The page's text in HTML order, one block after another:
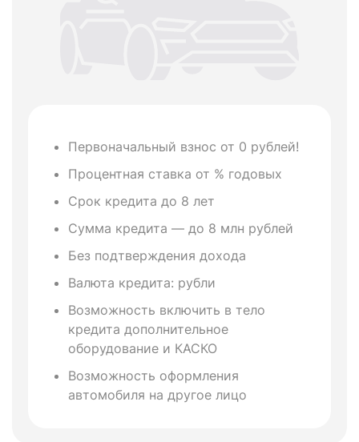
Первоначальный взнос от 0 рублей!
Процентная ставка от % годовых
Срок кредита до 8 лет
Сумма кредита — до 8 млн рублей
Без подтверждения дохода
Валюта кредита: рубли
Возможность включить в тело
кредита дополнительное
оборудование и КАСКО
Возможность оформления
автомобиля на другое лицо